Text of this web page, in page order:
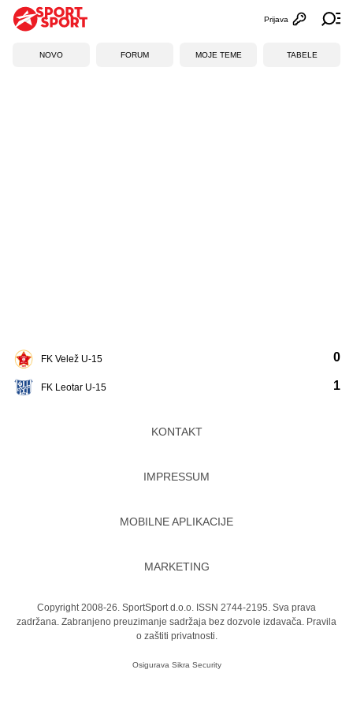
Otvori
Prijava
NOVO FORUM MOJE TEME TABELE
FK Velež U-15
FK Leotar U-15
0
1
KONTAKT
IMPRESSUM
MOBILNE APLIKACIJE
MARKETING
Copyright 2008-26. SportSport d.o.o. ISSN 2744-2195. Sva prava
zadržana. Zabranjeno preuzimanje sadržaja bez dozvole izdavača. Pravila
o zaštiti privatnosti.
Osigurava Sikra Security